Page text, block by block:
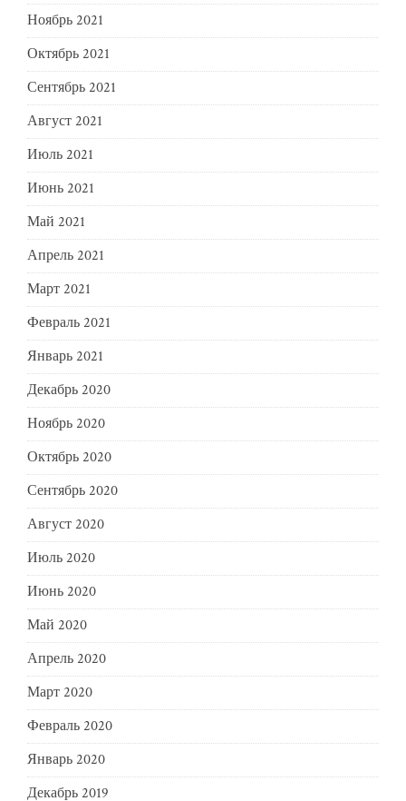
Ноябрь 2021
Октябрь 2021
Сентябрь 2021
Август 2021
Июль 2021
Июнь 2021
Май 2021
Апрель 2021
Март 2021
Февраль 2021
Январь 2021
Декабрь 2020
Ноябрь 2020
Октябрь 2020
Сентябрь 2020
Август 2020
Июль 2020
Июнь 2020
Май 2020
Апрель 2020
Март 2020
Февраль 2020
Январь 2020
Декабрь 2019